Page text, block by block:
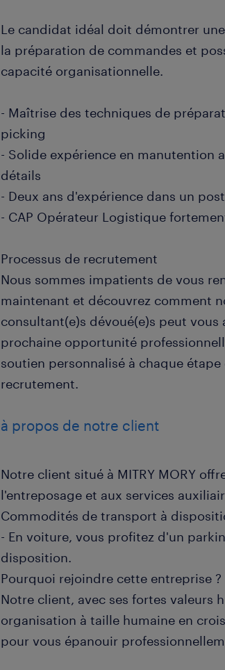
Le candidat idéal doit démontrer
la préparation de commandes et
capacité organisationnelle.
- Maîtrise des techniques de
picking
- Solide expérience en manutention
détails
- Deux ans d'expérience dans un
- CAP Opérateur Logistique
Processus de recrutement
Nous sommes impatients de vous
maintenant et découvrez comment
consultant(e)s dévoué(e)s peut
prochaine opportunité
soutien personnalisé à chaque
recrutement.
à propos de notre client
Notre client situé à MITRY MORY
l'entreposage et aux services
Commodités de transport à
- En voiture, vous profitez d'un
disposition.
Pourquoi rejoindre cette entreprise ?
Notre client, avec ses fortes valeurs
organisation à taille humaine en
pour vous épanouir